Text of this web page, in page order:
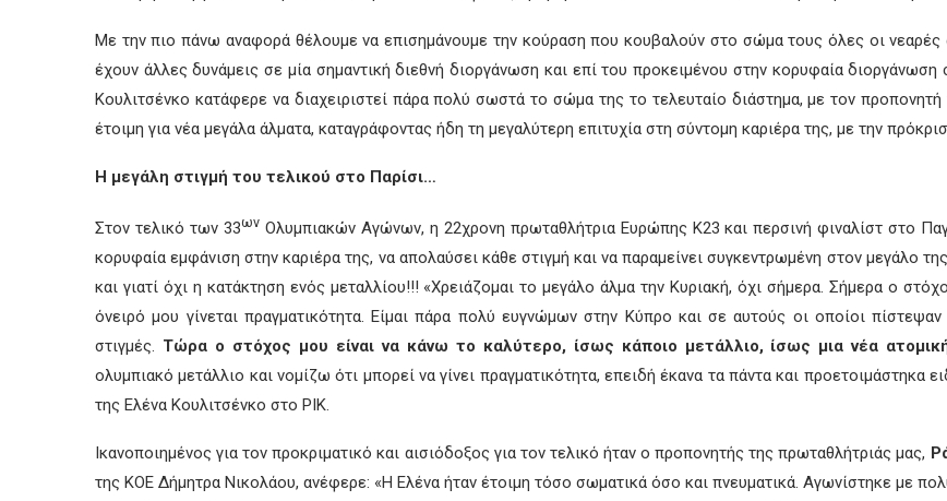
Με την πιο πάνω αναφορά θέλουμε να επισημάνουμε την κούραση που κουβαλούν στο σώμα τους όλες οι νεαρές
έχουν άλλες δυνάμεις σε μία σημαντική διεθνή διοργάνωση και επί του προκειμένου στην κορυφαία
Κουλιτσένκο κατάφερε να διαχειριστεί πάρα πολύ σωστά το σώμα της το τελευταίο διάστημα, με τον προπονητή
έτοιμη για νέα μεγάλα άλματα, καταγράφοντας ήδη τη μεγαλύτερη επιτυχία στη σύντομη καριέρα της, με την
Η μεγάλη στιγμή του τελικού στο Παρίσι…
Στον τελικό των 33ωνΟλυμπιακών Αγώνων, η 22χρονη πρωταθλήτρια Ευρώπης Κ23 και περσινή φιναλίστ στο
κορυφαία εμφάνιση στην καριέρα της, να απολαύσει κάθε στιγμή και να παραμείνει συγκεντρωμένη στον μεγάλο
και γιατί όχι η κατάκτηση ενός μεταλλίου!!! «Χρειάζομαι το μεγάλο άλμα την Κυριακή, όχι σήμερα. Σήμερα ο
όνειρό μου γίνεται πραγματικότητα. Είμαι πάρα πολύ ευγνώμων στην Κύπρο και σε αυτούς οι οποίοι
στιγμές. Τώρα ο στόχος μου είναι να κάνω το καλύτερο, ίσως κάποιο μετάλλιο, ίσως μια νέα
ολυμπιακό μετάλλιο και νομίζω ότι μπορεί να γίνει πραγματικότητα, επειδή έκανα τα πάντα και προετοιμάστηκα
της Ελένα Κουλιτσένκο στο ΡΙΚ.
Ικανοποιημένος για τον προκριματικό και αισιόδοξος για τον τελικό ήταν ο προπονητής της πρωταθλήτριάς μας,
της ΚΟΕ Δήμητρα Νικολάου, ανέφερε: «Η Ελένα ήταν έτοιμη τόσο σωματικά όσο και πνευματικά. Αγωνίστηκε με